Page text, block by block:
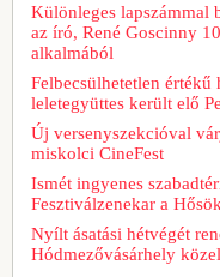
Különleges lapszámmal
az író, René Goscinny
alkalmából
Felbecsülhetetlen
leletegyüttes került elő
Új versenyszekcióval
miskolci CineFest
Ismét ingyenes
Fesztiválzenekar a
Nyílt ásatási hétvégét
Hódmezővásárhely